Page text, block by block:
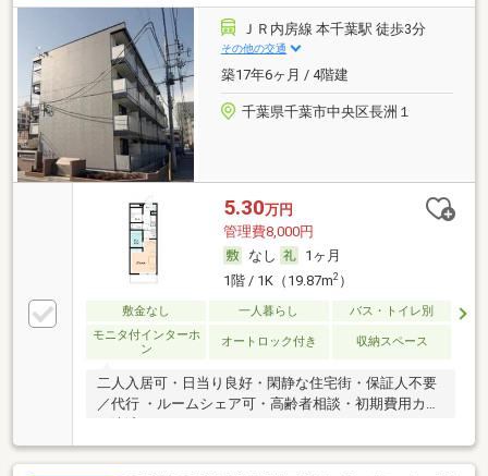
ＪＲ内房線 本千葉駅 徒歩3分
その他の交通
築17年6ヶ月 / 4階建
千葉県千葉市中央区長洲１
5.30万円
管理費8,000円
なし
1ヶ月
1階 / 1K（19.87m2）
敷金なし 一人暮らし
バス・トイレ別
モニタ付インターホ
ン
オートロック付き 収納スペース
二人入居可・日当り良好・閑静な住宅街・保証人不要
／代行 ・ルームシェア可・高齢者相談・初期費用カー